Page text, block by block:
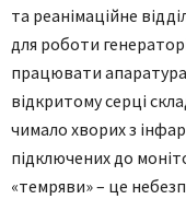
та реанімаційне
для роботи
працювати
відкритому серці
чимало хворих з
підключених до
«темряви» – це